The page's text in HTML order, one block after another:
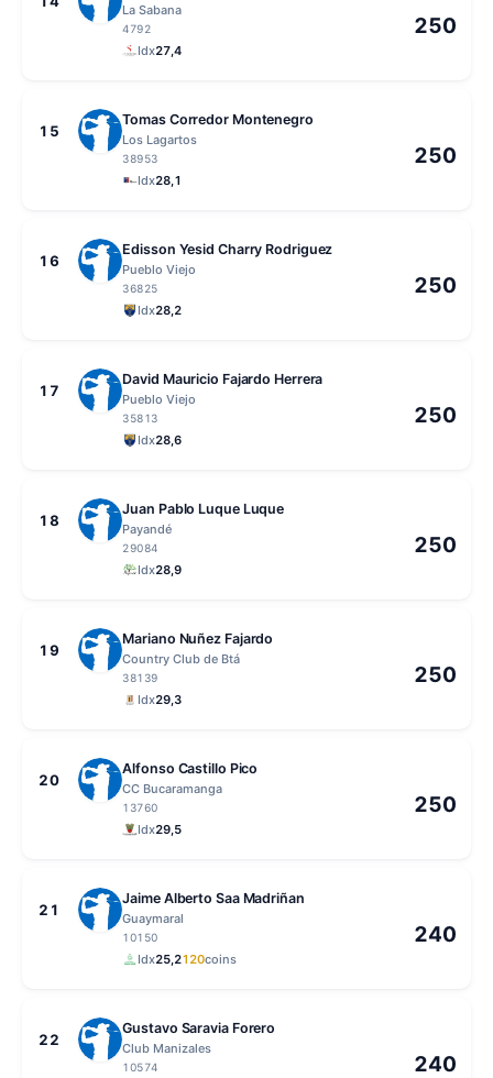
La Sabana
4792
Idx27,4
250
15
Tomas Corredor Montenegro
Los Lagartos
38953
Idx28,1
250
16
Edisson Yesid Charry Rodriguez
Pueblo Viejo
36825
Idx28,2
250
17
David Mauricio Fajardo Herrera
Pueblo Viejo
35813
Idx28,6
250
18
Juan Pablo Luque Luque
Payandé
29084
Idx28,9
250
19
Mariano Nuñez Fajardo
Country Club de Btá
38139
Idx29,3
250
20
Alfonso Castillo Pico
CC Bucaramanga
13760
Idx29,5
250
21
Jaime Alberto Saa Madriñan
Guaymaral
10150
Idx25,2120coins
240
22
Gustavo Saravia Forero
Club Manizales
10574 240